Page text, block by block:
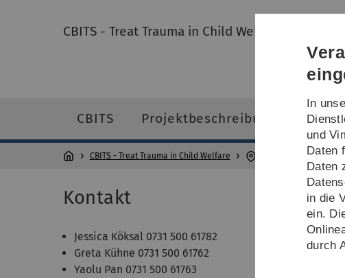
CBITS - Treat Trauma in Child Welfare
CBITS Projektbeschreibung
CBITS - Treat Trauma in Child Welfare
Kontakt
Jessica Köksal 0731 500 61782
Greta Kühne 0731 500 61762
Yaolu Pan 0731 500 61763
In
und
Daten
Daten
in die
ein.
durch